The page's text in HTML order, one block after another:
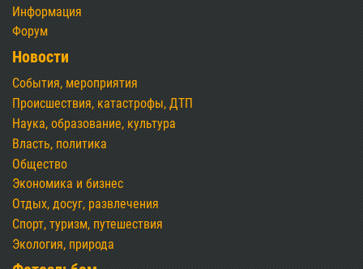
Информация
Форум
Новости
События, мероприятия
Происшествия, катастрофы, ДТП
Наука, образование, культура
Власть, политика
Общество
Экономика и бизнес
Отдых, досуг, развлечения
Спорт, туризм, путешествия
Экология, природа